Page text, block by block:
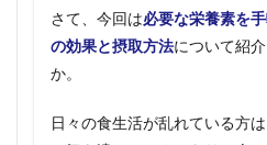
さて、今回は必要な栄養素を
の効果と摂取方法について紹
か。
日々の食生活が乱れている方